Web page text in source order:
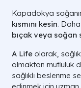
Kapadokya
kısmını kesin.
bıçak veya soğan
A Life olarak,
olmaktan mutluluk
sağlıklı beslenme